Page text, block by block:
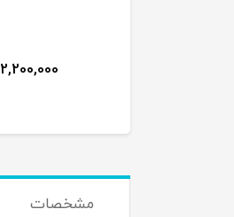
2,200,000
مشخصات